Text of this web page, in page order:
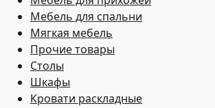
Мебель для спальни
Мягкая мебель
Прочие товары
Столы
Шкафы
Кровати раскладные